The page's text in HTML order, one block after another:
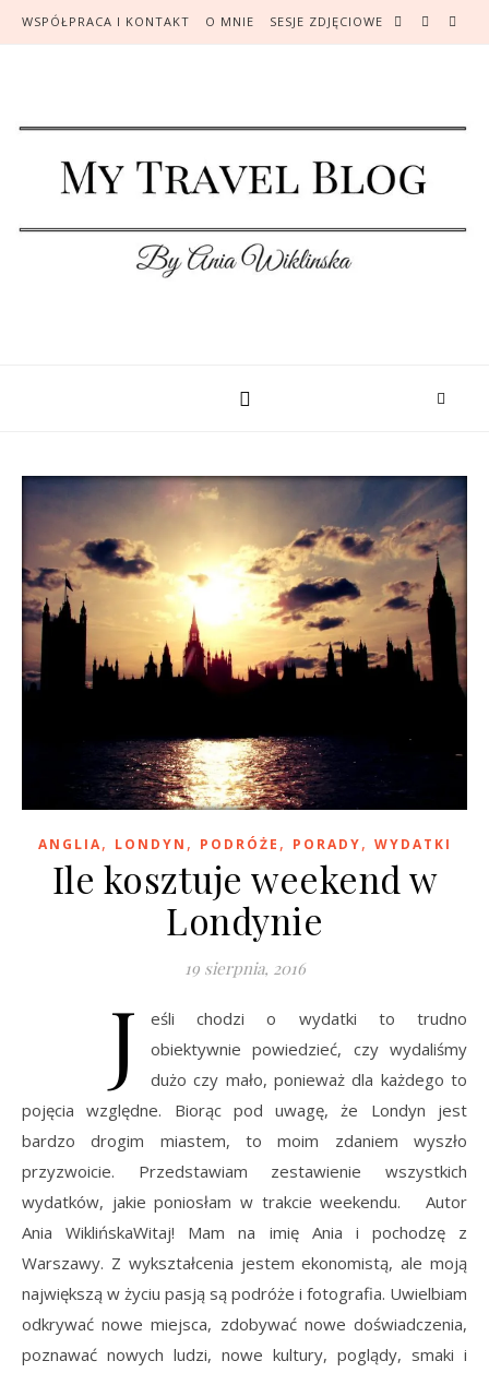
WSPÓŁPRACA I KONTAKT O MNIE SESJE ZDJĘCIOWE
ANGLIA, LONDYN , PODRÓŻE , PORADY, WYDATKI
Ile kosztuje weekend w
Londynie
19 sierpnia, 2016
J
eśli chodzi o wydatki to trudno
obiektywnie powiedzieć, czy wydaliśmy
dużo czy mało, ponieważ dla każdego to
pojęcia względne. Biorąc pod uwagę, że Londyn jest
bardzo drogim miastem, to moim zdaniem wyszło
przyzwoicie. Przedstawiam zestawienie wszystkich
wydatków, jakie poniosłam w trakcie weekendu. Autor
Ania WiklińskaWitaj! Mam na imię Ania i pochodzę z
Warszawy. Z wykształcenia jestem ekonomistą, ale moją
największą w życiu pasją są podróże i fotografia. Uwielbiam
odkrywać nowe miejsca, zdobywać nowe doświadczenia,
poznawać nowych ludzi, nowe kultury, poglądy, smaki i